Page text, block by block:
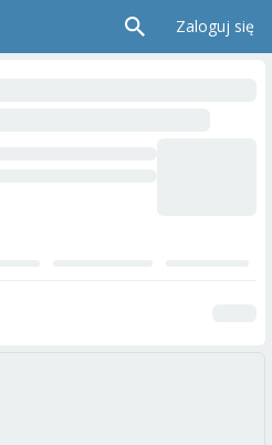
Zaloguj się